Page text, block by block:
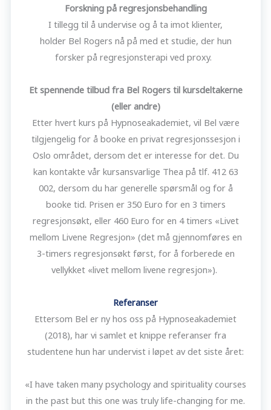
Forskning på regresjonsbehandling
I tillegg til å undervise og å ta imot klienter,
holder Bel Rogers nå på med et studie, der hun
forsker på regresjonsterapi ved proxy.
Et spennende tilbud fra Bel Rogers til kursdeltakerne
(eller andre)
Etter hvert kurs på Hypnoseakademiet, vil Bel være
tilgjengelig for å booke en privat regresjonssesjon i
Oslo området, dersom det er interesse for det. Du
kan kontakte vår kursansvarlige Thea på tlf. 412 63
002, dersom du har generelle spørsmål og for å
booke tid. Prisen er 350 Euro for en 3 timers
regresjonsøkt, eller 460 Euro for en 4 timers «Livet
mellom Livene Regresjon» (det må gjennomføres en
3-timers regresjonsøkt først, for å forberede en
vellykket «livet mellom livene regresjon»).
Referanser
Ettersom Bel er ny hos oss på Hypnoseakademiet
(2018), har vi samlet et knippe referanser fra
studentene hun har undervist i løpet av det siste året:
«I have taken many psychology and spirituality courses
in the past but this one was truly life-changing for me.